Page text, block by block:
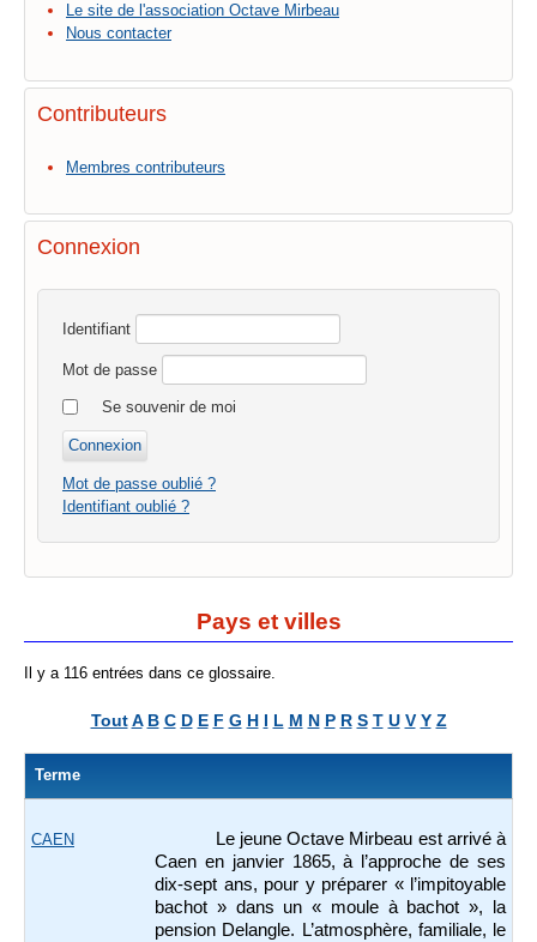
Le site de l'association Octave Mirbeau
Nous contacter
Contributeurs
Membres contributeurs
Connexion
Identifiant
Mot de passe
Se souvenir de moi
Mot de passe oublié ?
Identifiant oublié ?
Pays et villes
Il y a 116 entrées dans ce glossaire.
Tout A B C D E F G H I L M N P R S T U V Y Z
Terme
CAEN
Le jeune Octave Mirbeau est arrivé à
Caen en janvier 1865, à l’approche de ses
dix-sept ans, pour y préparer « l’impitoyable
bachot » dans un « moule à bachot », la
pension Delangle. L’atmosphère, familiale, le